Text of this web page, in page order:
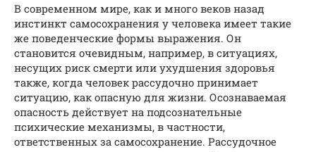
В современном мире, как и много веков назад
инстинкт самосохранения у человека имеет такие
же поведенческие формы выражения. Он
становится очевидным, например, в ситуациях,
несущих риск смерти или ухудшения здоровья
также, когда человек рассудочно принимает
ситуацию, как опасную для жизни. Осознаваемая
опасность действует на подсознательные
психические механизмы, в частности,
ответственных за самосохранение. Рассудочное